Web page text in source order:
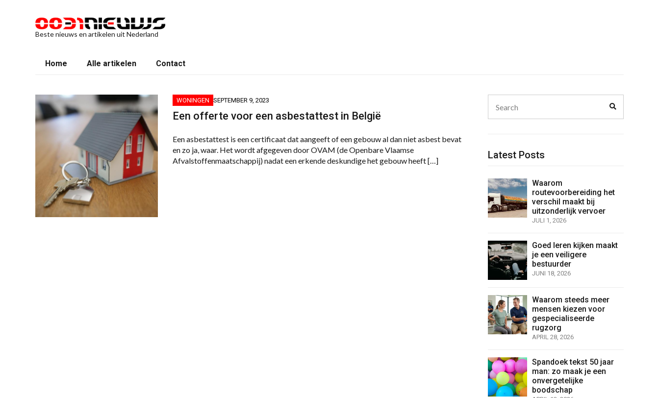
Beste nieuws en artikelen uit Nederland
Home Alle artikelen Contact
WONINGEN SEPTEMBER 9, 2023
Een offerte voor een asbestattest in België
Een asbestattest is een certificaat dat aangeeft of een gebouw al dan niet asbest bevat
en zo ja, waar. Het wordt afgegeven door OVAM (de Openbare Vlaamse
Afvalstoffenmaatschappij) nadat een erkende deskundige het gebouw heeft […]
for:
Latest Posts
Waarom
routevoorbereiding het
verschil maakt bij
uitzonderlijk vervoer
JULI 1, 2026
Goed leren kijken maakt
je een veiligere
bestuurder
JUNI 18, 2026
Waarom steeds meer
mensen kiezen voor
gespecialiseerde
rugzorg
APRIL 28, 2026
Spandoek tekst 50 jaar
man: zo maak je een
onvergetelijke
boodschap